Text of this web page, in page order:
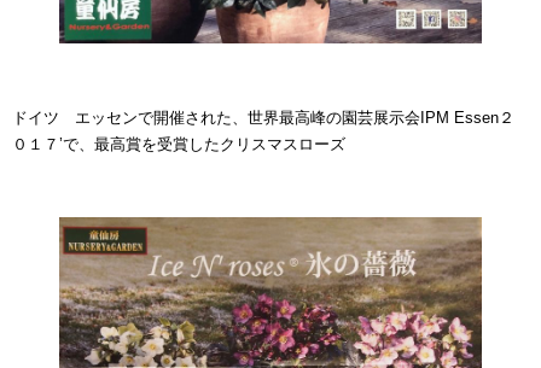
ドイツ エッセンで開催された、世界最高峰の園芸展示会IPM Essen２
０１７’で、最高賞を受賞したクリスマスローズ